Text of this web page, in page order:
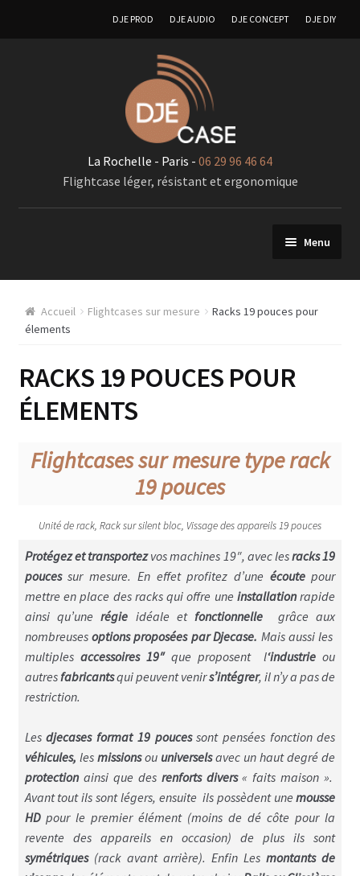
DJE PROD DJE AUDIO DJE CONCEPT DJE DIY
La Rochelle - Paris - 06 29 96 46 64
Flightcase léger, résistant et ergonomique
Menu
FlIghtcases sur mesure
A – Generalité « Flightcases sur mesures »
Console lumière, son & vidéo
Microphones & pieds
Enceinte & Dolly
Flightcase Combo – enceinte instrument
Flightcases Instruments musique
Pedalboard
Flightcase Appareils photo
Flightcase Informatique
Table & divers Dj
Flightcase avec tiroirs
Flightcases Régie déco
Atelier & Servante
Flightcases gros outils ex: Perceuse colonne
Accueil Flightcases sur mesure
Racks 19 pouces pour
élements
RACKS 19 POUCES POUR
ÉLEMENTS
Flightcases sur mesure type rack
19 pouces
Unité de rack, Rack sur silent bloc, Vissage des appareils 19 pouces
Protégez et transportezvos machines 19″, avec lesracks 19
poucessur mesure. En effet profitez d’une écoutepour
mettre en place des racks qui offre uneinstallationrapide
ainsi qu’unerégie idéale et fonctionnelle grâce aux
nombreusesoptions proposées par Djecase. Mais aussi les
multiples accessoires 19″que proposent l‘industrie ou
autres fabricantsqui peuvent venirs’intégrer, il n’y a pas de
restriction.
Lesdjecases format 19 poucessont pensées fonction des
véhicules, lesmissionsouuniverselsavec un haut degré de
protectionainsi que desrenforts divers« faits maison ».
Avant tout ils sont légers, ensuite ils possèdent unemousse
HDpour le premier élément (moins de dé côte pour la
revente des appareils en occasion) de plus ils sont
symétriques(rack avant arrière). Enfin Lesmontants de